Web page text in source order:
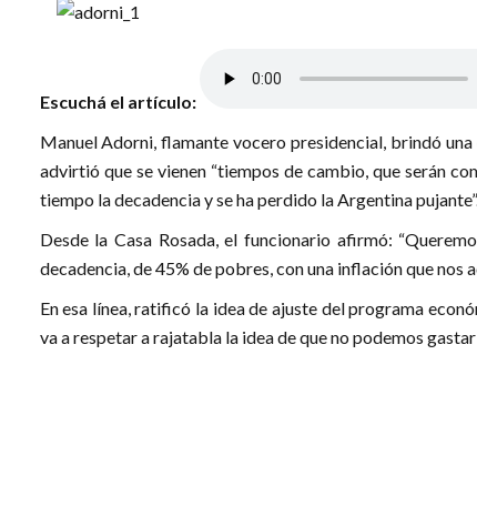
Escuchá el artículo:
Manuel Adorni, flamante vocero presidencial, brindó
advirtió que se vienen “tiempos de cambio, que serán
tiempo la decadencia y se ha perdido la Argentina
Desde la Casa Rosada, el funcionario afirmó:
decadencia, de 45% de pobres, con una inflación que nos
En esa línea, ratificó la idea de ajuste del programa
va a respetar a rajatabla la idea de que no podemos gastar